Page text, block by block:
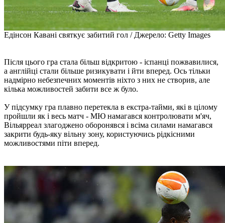
Едінсон Кавані святкує забитий гол / Джерело: Getty Images
Після цього гра стала більш відкритою - іспанці пожвавилися,
а англійці стали більше ризикувати і йти вперед. Ось тільки
надмірно небезпечних моментів ніхто з них не створив, але
кілька можливостей забити все ж було.
У підсумку гра плавно перетекла в екстра-тайми, які в цілому
пройшли як і весь матч - МЮ намагався контролювати м'яч,
Вільярреал злагоджено оборонявся і всіма силами намагався
закрити будь-яку вільну зону, користуючись рідкісними
можливостями піти вперед.